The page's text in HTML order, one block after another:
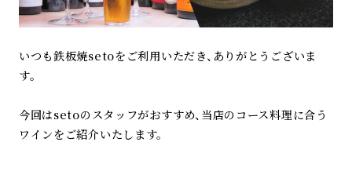
いつも鉄板焼setoをご利用いただき、ありがとうございま
す。
今回はsetoのスタッフがおすすめ、当店のコース料理に合う
ワインをご紹介いたします。